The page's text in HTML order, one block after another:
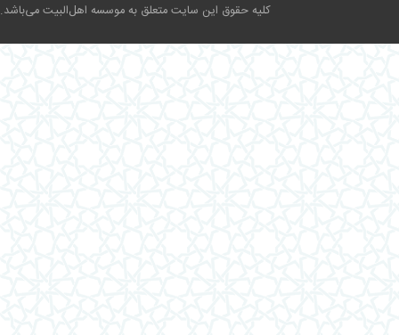
کلیه حقوق این سایت متعلق به موسسه اهل‌البیت می‌باشد.